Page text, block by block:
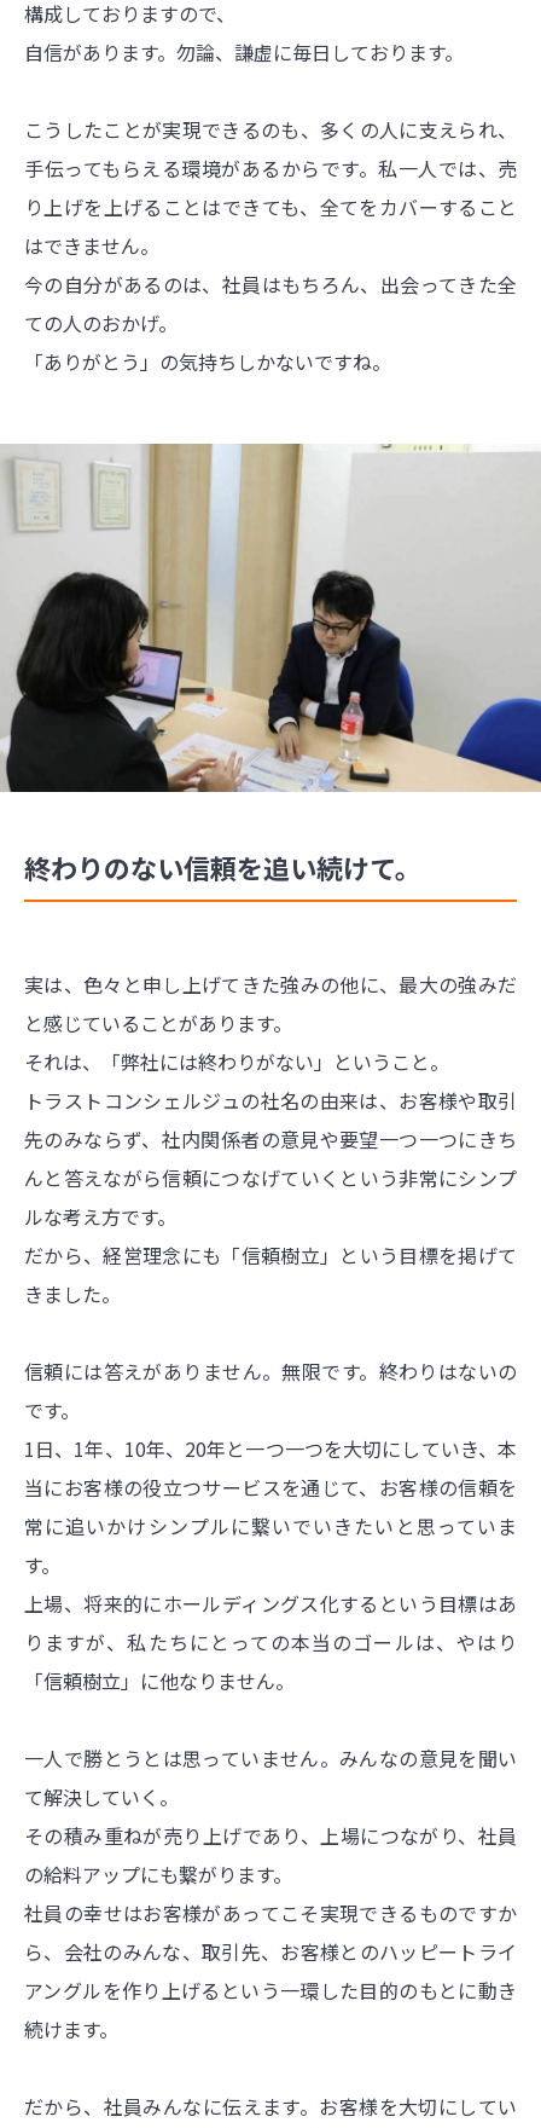
構成しておりますので、
自信があります。勿論、謙虚に毎日しております。
こうしたことが実現できるのも、多くの人に支えられ、
手伝ってもらえる環境があるからです。私一人では、売
り上げを上げることはできても、全てをカバーすること
はできません。
今の自分があるのは、社員はもちろん、出会ってきた全
ての人のおかげ。
「ありがとう」の気持ちしかないですね。
終わりのない信頼を追い続けて。
実は、色々と申し上げてきた強みの他に、最大の強みだ
と感じていることがあります。
それは、「弊社には終わりがない」ということ。
トラストコンシェルジュの社名の由来は、お客様や取引
先のみならず、社内関係者の意見や要望一つ一つにきち
んと答えながら信頼につなげていくという非常にシンプ
ルな考え方です。
だから、経営理念にも「信頼樹立」という目標を掲げて
きました。
信頼には答えがありません。無限です。終わりはないの
です。
1日、1年、10年、20年と一つ一つを大切にしていき、本
当にお客様の役立つサービスを通じて、お客様の信頼を
常に追いかけシンプルに繋いでいきたいと思っていま
す。
上場、将来的にホールディングス化するという目標はあ
りますが、私たちにとっての本当のゴールは、やはり
「信頼樹立」に他なりません。
一人で勝とうとは思っていません。みんなの意見を聞い
て解決していく。
その積み重ねが売り上げであり、上場につながり、社員
の給料アップにも繋がります。
社員の幸せはお客様があってこそ実現できるものですか
ら、会社のみんな、取引先、お客様とのハッピートライ
アングルを作り上げるという一環した目的のもとに動き
続けます。
だから、社員みんなに伝えます。お客様を大切にしてい